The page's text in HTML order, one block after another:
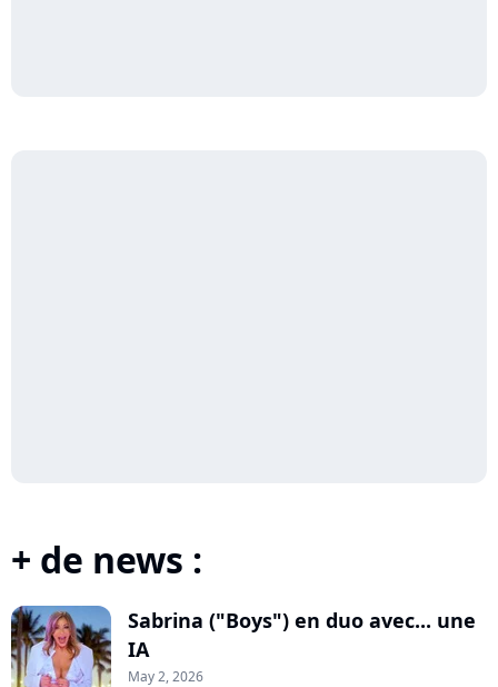
+ de news :
Sabrina ("Boys") en duo avec... une
IA
May 2, 2026